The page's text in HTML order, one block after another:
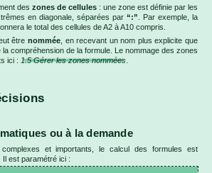
des zones de cellules : une zone est définie par les
en diagonale, séparées par “:”. Par exemple, la
le total des cellules de A2 à A10 compris.
être nommée , en recevant un nom plus explicite que
compréhension de la formule. Le nommage des zones
ici : 1.5 Gérer les zones nommées
ou à la demande
et importants, le calcul des formules est
Il est paramétré ici :